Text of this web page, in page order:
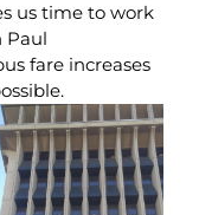
us time to work
Paul
fare increases